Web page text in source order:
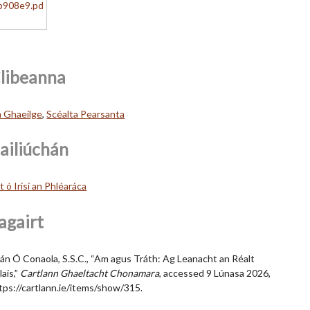
Ghaeilge,Scéalta Pearsanta
ó Irisí an Phléaráca
Ó Conaola, S.S.C., “Am agus Tráth: Ag Leanacht an Réalt
Cartlann Ghaeltacht Chonamara, accessed 9 Lúnasa 2026,
cartlann.ie/items/show/315.